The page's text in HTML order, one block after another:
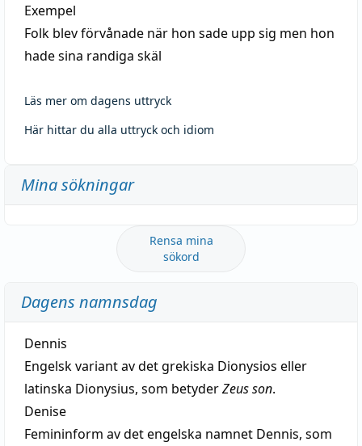
Exempel
Folk blev förvånade när hon sade upp sig men hon
hade sina randiga skäl
Läs mer om dagens uttryck
Här hittar du alla uttryck och idiom
Mina sökningar
Rensa mina
sökord
Dagens namnsdag
Dennis
Engelsk variant av det grekiska Dionysios eller
latinska Dionysius, som betyderZeus son.
Denise
Femininform av det engelska namnet Dennis, som